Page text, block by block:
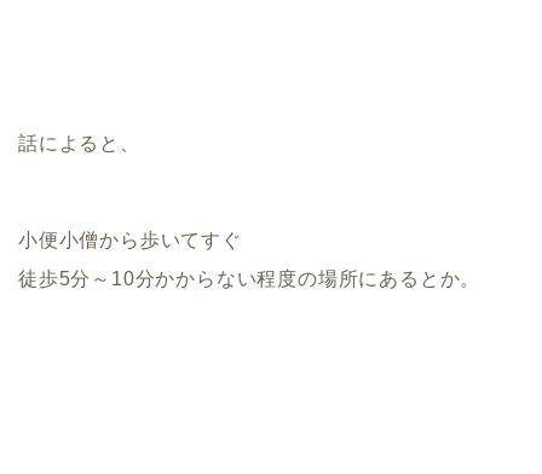
話によると、
小便小僧から歩いてすぐ
徒歩5分～10分かからない程度の場所にあるとか。